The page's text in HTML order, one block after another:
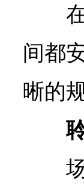
间都
晰的